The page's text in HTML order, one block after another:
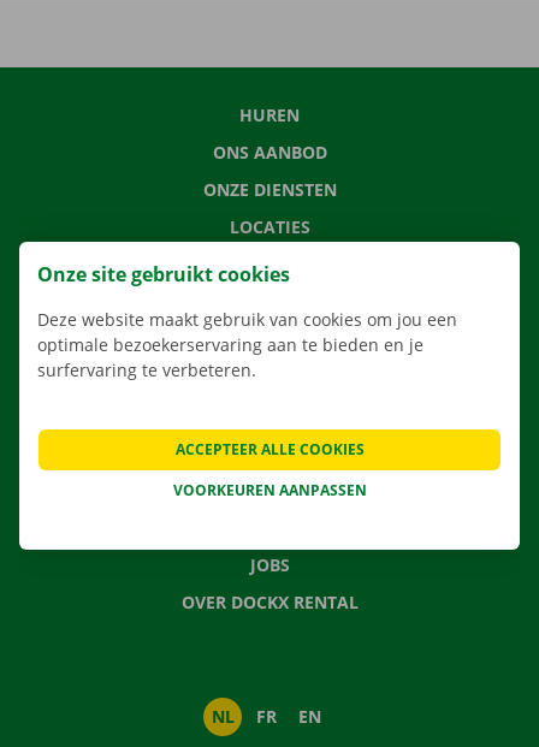
HUREN
ONS AANBOD
ONZE DIENSTEN
LOCATIES
APP
VEELGESTELDE VRAGEN
NIEUWS
JOBS
OVER DOCKX RENTAL
NL FR EN
Onze site gebruikt cookies
Deze website maakt gebruik van cookies om jou een
optimale bezoekerservaring aan te bieden en je
surfervaring te verbeteren.
VOORKEUREN AANPASSEN
ACCEPTEER ALLE COOKIES